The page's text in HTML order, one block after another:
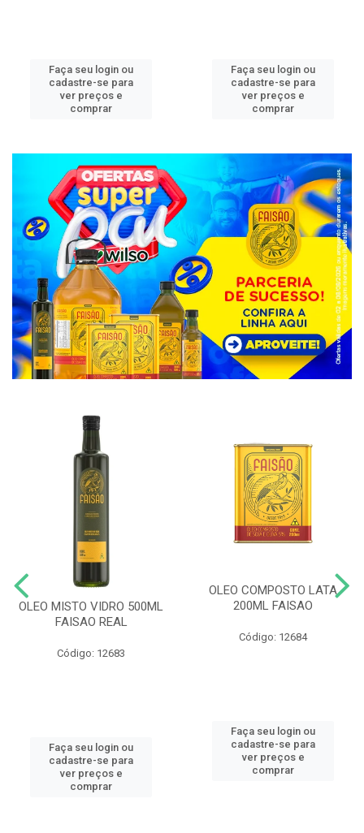
Faça seu login ou
cadastre-se para
ver preços e
comprar
Faça seu login ou
cadastre-se para
ver preços e
comprar
OLEO MISTO VIDRO 500ML
FAISAO REAL
Código: 12683
Faça seu login ou
cadastre-se para
ver preços e
comprar
OLEO COMPOSTO LATA
200ML FAISAO
Código: 12684
Faça seu login ou
cadastre-se para
ver preços e
comprar